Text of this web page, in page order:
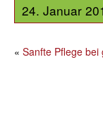
24. Januar
« Sanfte Pflege